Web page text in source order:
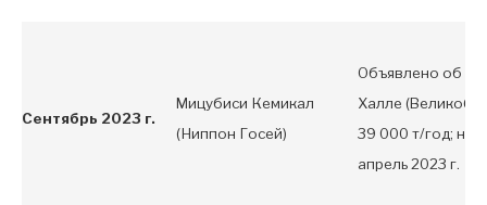
Сентябрь 2023 г.
Мицубиси Кемикал
(Ниппон Госей)
Объявлено об
Халле
39 000 т/год;
апрель 2023 г.